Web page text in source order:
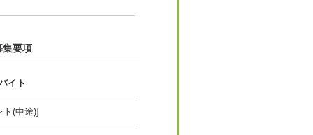
集要項
イト
ト(中途)]